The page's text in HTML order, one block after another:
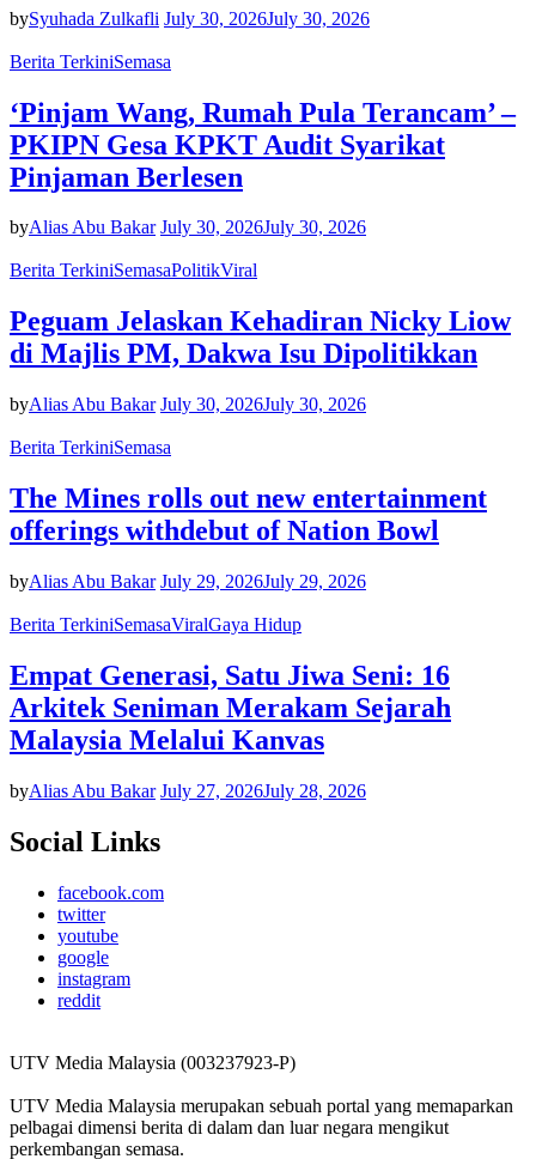
bySyuhada Zulkafli July 30, 2026July 30, 2026
Berita TerkiniSemasa
‘Pinjam Wang, Rumah Pula Terancam’ –
PKIPN Gesa KPKT Audit Syarikat
Pinjaman Berlesen
byAlias Abu Bakar July 30, 2026July 30, 2026
Berita TerkiniSemasaPolitikViral
Peguam Jelaskan Kehadiran Nicky Liow
di Majlis PM, Dakwa Isu Dipolitikkan
byAlias Abu Bakar July 30, 2026July 30, 2026
Berita TerkiniSemasa
The Mines rolls out new entertainment
offerings withdebut of Nation Bowl
byAlias Abu Bakar July 29, 2026July 29, 2026
Berita TerkiniSemasaViralGaya Hidup
Empat Generasi, Satu Jiwa Seni: 16
Arkitek Seniman Merakam Sejarah
Malaysia Melalui Kanvas
byAlias Abu Bakar July 27, 2026July 28, 2026
Social Links
facebook.com
twitter
youtube
google
instagram
reddit
UTV Media Malaysia (003237923-P)
UTV Media Malaysia merupakan sebuah portal yang memaparkan
pelbagai dimensi berita di dalam dan luar negara mengikut
perkembangan semasa.